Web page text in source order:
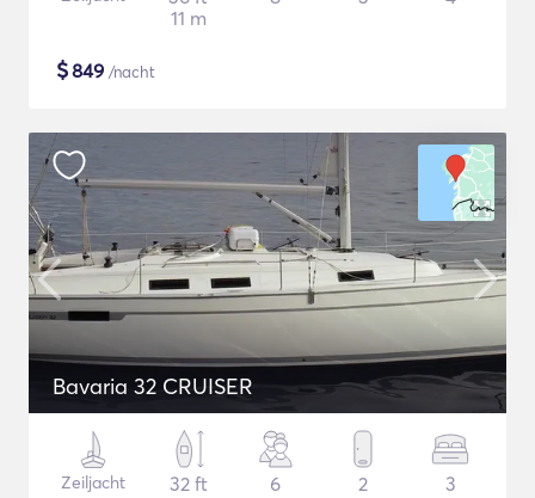
11 m
$849 /nacht
Bavaria 32 CRUISER
Zeiljacht
32 ft
6 2 3